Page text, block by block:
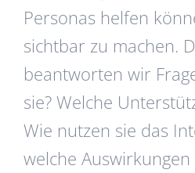
Personas helfen
sichtbar zu machen.
beantworten wir
sie? Welche
Wie nutzen sie das
welche